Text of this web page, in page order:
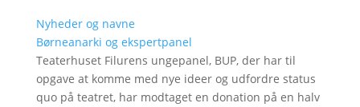
Nyheder og navne
Børneanarki og ekspertpanel
Teaterhuset Filurens ungepanel, BUP, der har til
opgave at komme med nye ideer og udfordre status
quo på teatret, har modtaget en donation på en halv